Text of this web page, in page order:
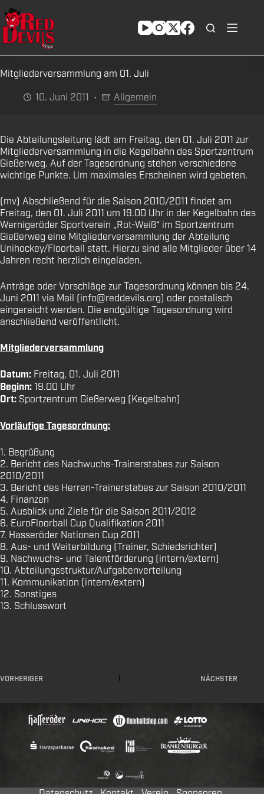
Zum
Inhalt
springen
Mitgliederversammlung am 01. Juli
10. Juni 2011
Allgemein
Die Abteilungsleitung lädt am Freitag, den 01. Juli 2011 zur
Mitgliederversammlung in die Kegelbahn des Sportzentrum
Gießerweg. Auf der Tagesordnung stehen verschiedene
wichtige Punkte. Um maximales Erscheinen wird gebeten.
(mv) Abschließend für die Saison 2010/2011 findet am
Freitag, den 01. Juli 2011 um 19.00 Uhr in der Kegelbahn des
Wernigeröder Sportverein „Rot-Weiß“ im Sportzentrum
Gießerweg eine Mitgliederversammlung der Abteilung
Unihockey/Floorball statt. Hierzu sind alle Mitglieder über 14
Jahren recht herzlich eingeladen.
Anträge oder Vorschläge zur Tagesordnung können bis 24.
Juni 2011 via Mail (info@reddevils.org) oder postalisch
eingereicht werden. Die endgültige Tagesordnung wird
anschließend veröffentlicht.
Mitgliederversammlung
Datum: Freitag, 01. Juli 2011
Beginn: 19.00 Uhr
Ort: Sportzentrum Gießerweg (Kegelbahn)
Vorläufige Tagesordnung:
1. Begrüßung
2. Bericht des Nachwuchs-Trainerstabes zur Saison
2010/2011
3. Bericht des Herren-Trainerstabes zur Saison 2010/2011
4. Finanzen
5. Ausblick und Ziele für die Saison 2011/2012
6. EuroFloorball Cup Qualifikation 2011
7. Hasseröder Nationen Cup 2011
8. Aus- und Weiterbildung (Trainer, Schiedsrichter)
9. Nachwuchs- und Talentförderung (intern/extern)
10. Abteilungsstruktur/Aufgabenverteilung
11. Kommunikation (intern/extern)
12. Sonstiges
13. Schlusswort
VORHERIGER NÄCHSTER